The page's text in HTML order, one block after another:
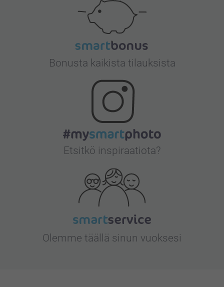
Bonusta kaikista tilauksista
Etsitkö inspiraatiota?
Olemme täällä sinun vuoksesi